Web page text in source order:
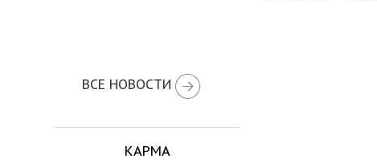
ВСЕ НОВОСТИ
КАРМА